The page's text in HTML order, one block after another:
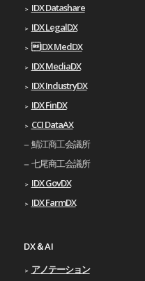
IDX Datashare
IDX LegalDX
IDX MedDX
IDX MediaDX
IDX IndustryDX
IDX FinDX
CCI DataAX
鯖江商工会議所
七尾商工会議所
IDX GovDX
IDX FarmDX
DX＆AI
アノテーション